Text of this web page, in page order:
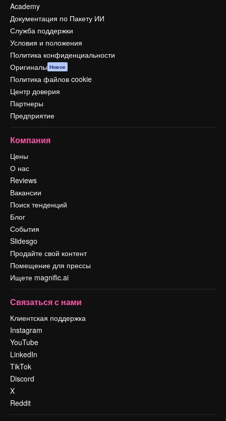
Academy
Документация по Пакету ИИ
Служба поддержки
Условия и положения
Политика конфиденциальности
Оригиналы Новое
Политика файлов cookie
Центр доверия
Партнеры
Предприятие
Компания
Цены
О нас
Reviews
Вакансии
Поиск тенденций
Блог
События
Slidesgo
Продайте свой контент
Помещение для прессы
Ищете magnific.ai
Связаться с нами
Клиентская поддержка
Instagram
YouTube
LinkedIn
TikTok
Discord
X
Reddit